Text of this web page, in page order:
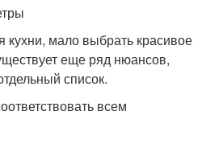
кухни, мало выбрать красивое
еще ряд нюансов,
список.
всем